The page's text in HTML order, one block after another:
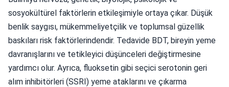
sosyokültürel faktörlerin etkileşimiyle ortaya çıkar. Düşük
benlik saygısı, mükemmeliyetçilik ve toplumsal güzellik
baskıları risk faktörlerindendir. Tedavide BDT, bireyin yeme
davranışlarını ve tetikleyici düşünceleri değiştirmesine
yardımcı olur. Ayrıca, fluoksetin gibi seçici serotonin geri
alım inhibitörleri (SSRI) yeme ataklarını ve çıkarma